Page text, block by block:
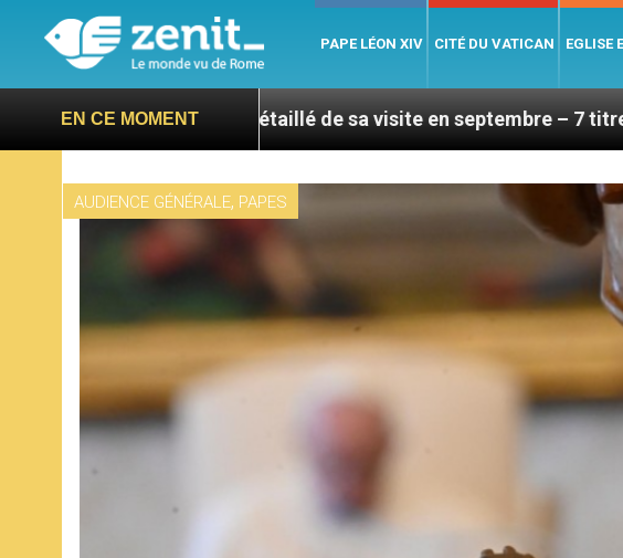
PAPE LÉON XIV CITÉ DU VATICAN EGLISE
EN CE MOMENT
détaillé de sa visite en septembre – 7 titres, vendredi 7
AUDIENCE GÉNÉRALE, PAPES